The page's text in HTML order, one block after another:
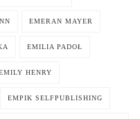
EMERAN MAYER
EMILIA PADOŁ
HENRY
EMPIK SELFPUBLISHING